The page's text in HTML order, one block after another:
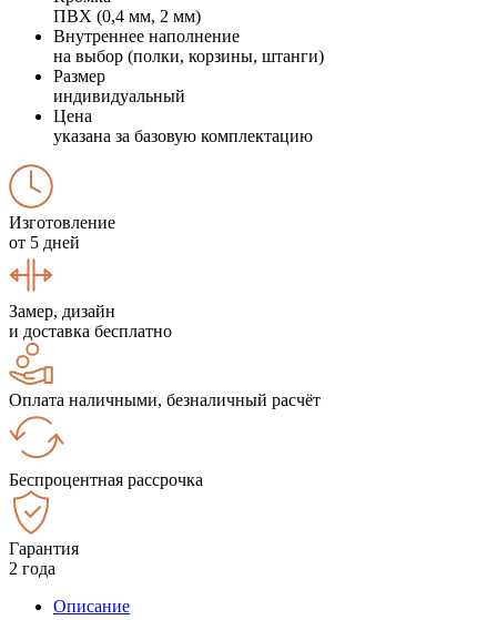
ПВХ (0,4 мм, 2 мм)
Внутреннее наполнение
на выбор (полки, корзины, штанги)
Размер
индивидуальный
Цена
указана за базовую комплектацию
Изготовление
от 5 дней
Замер, дизайн
и доставка бесплатно
Оплата наличными, безналичный расчёт
Беспроцентная рассрочка
Гарантия
2 года
Описание